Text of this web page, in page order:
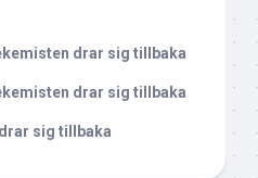
drar sig tillbaka
drar sig tillbaka
sig tillbaka